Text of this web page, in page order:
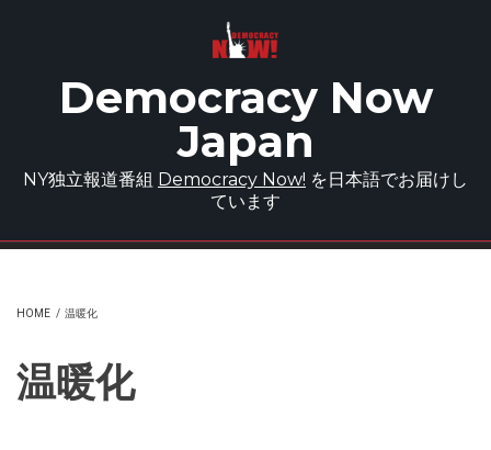
Democracy Now
Japan
NY独立報道番組 Democracy Now! を日本語でお届けし
ています
HOME / 温暖化
温暖化